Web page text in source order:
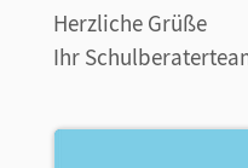
Herzliche Grüße
Ihr